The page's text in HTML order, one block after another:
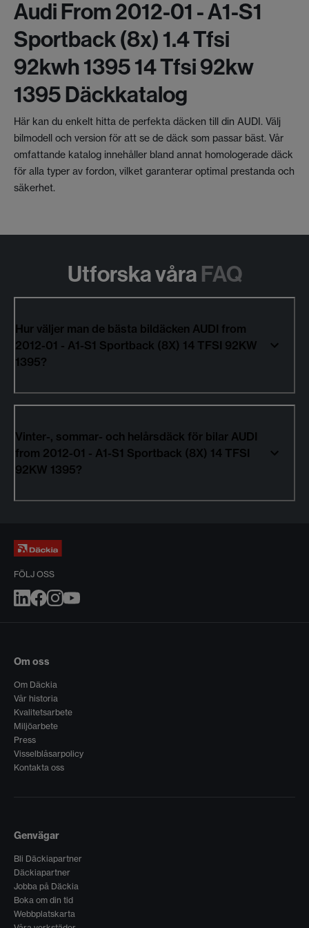
Audi From 2012-01 - A1-S1
Sportback (8x) 1.4 Tfsi
92kwh 1395 14 Tfsi 92kw
1395 Däckkatalog
Här kan du enkelt hitta de perfekta däcken till din AUDI. Välj
bilmodell och version för att se de däck som passar bäst. Vår
omfattande katalog innehåller bland annat homologerade däck
för alla typer av fordon, vilket garanterar optimal prestanda och
säkerhet.
Utforska våra FAQ
Hur väljer man de bästa bildäcken AUDI from
2012-01 - A1-S1 Sportback (8X) 14 TFSI 92KW
1395?
Vinter-, sommar- och helårsdäck för bilar AUDI
from 2012-01 - A1-S1 Sportback (8X) 14 TFSI
92KW 1395?
FÖLJ OSS
Om oss
Om Däckia
Vår historia
Kvalitetsarbete
Miljöarbete
Press
Visselblåsarpolicy
Kontakta oss
Genvägar
Bli Däckiapartner
Däckiapartner
Jobba på Däckia
Boka om din tid
Webbplatskarta